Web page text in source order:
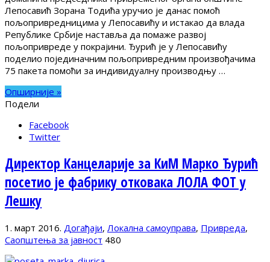
Лепосавић Зорана Тодића уручио је данас помоћ
пољопривредницима у Лепосавићу и истакао да влада
Републике Србије наставља да помаже развој
пољопривреде у покрајини. Ђурић је у Лепосавићу
поделио појединачним пољопривредним произвођачима
75 пакета помоћи за индивидуалну производњу …
Опширније »
Подели
Facebook
Twitter
Директор Канцеларије за КиМ Марко Ђурић
посетио је фабрику отковака ЛОЛА ФОТ у
Лешку
1. март 2016. Догађаји, Локална самоуправа, Привреда,
Саопштења за јавност 480